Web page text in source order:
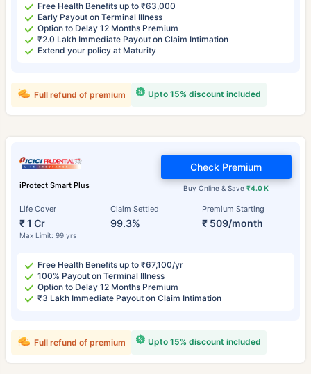
Free Health Benefits up to ₹63,000
Early Payout on Terminal Illness
Option to Delay 12 Months Premium
₹2.0 Lakh Immediate Payout on Claim Intimation
Extend your policy at Maturity
Upto 15% discount included
Full refund of premium
iProtect Smart Plus
Life Cover
₹ 1 Cr
Max Limit: 99 yrs
Claim Settled
99.3%
Premium Starting
₹ 509/month
Buy Online & Save₹4.0 K
Check Premium
Free Health Benefits up to ₹67,100/yr
100% Payout on Terminal Illness
Option to Delay 12 Months Premium
₹3 Lakh Immediate Payout on Claim Intimation
Upto 15% discount included
Full refund of premium